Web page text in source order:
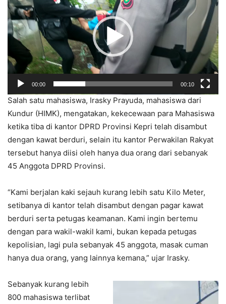
00:00 00:10
Salah satu mahasiswa, Irasky Prayuda, mahasiswa dari
Kundur (HIMK), mengatakan, kekecewaan para Mahasiswa
ketika tiba di kantor DPRD Provinsi Kepri telah disambut
dengan kawat berduri, selain itu kantor Perwakilan Rakyat
tersebut hanya diisi oleh hanya dua orang dari sebanyak
45 Anggota DPRD Provinsi.
“Kami berjalan kaki sejauh kurang lebih satu Kilo Meter,
setibanya di kantor telah disambut dengan pagar kawat
berduri serta petugas keamanan. Kami ingin bertemu
dengan para wakil-wakil kami, bukan kepada petugas
kepolisian, lagi pula sebanyak 45 anggota, masak cuman
hanya dua orang, yang lainnya kemana,” ujar Irasky.
Sebanyak kurang lebih
800 mahasiswa terlibat